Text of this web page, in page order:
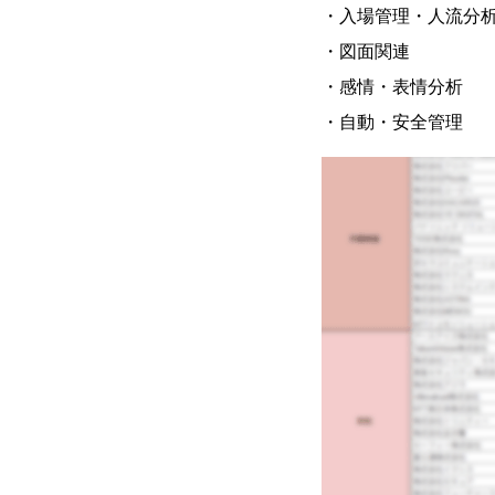
・入場管理・人流分
・図面関連
・感情・表情分析
・自動・安全管理